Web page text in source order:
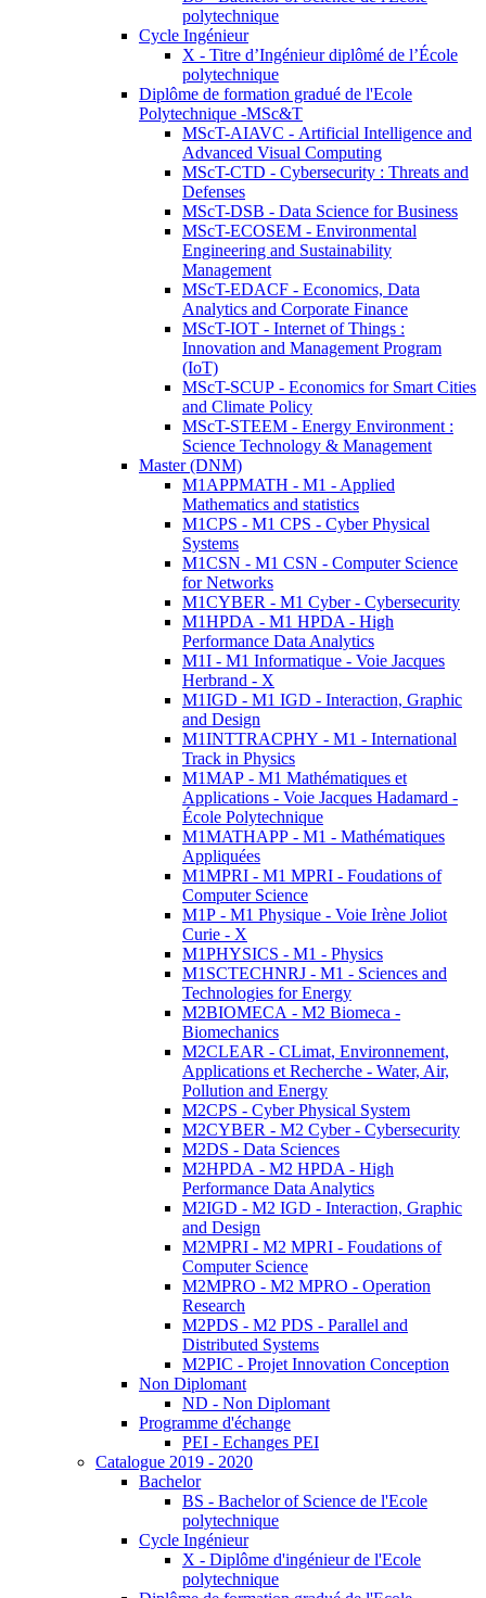
polytechnique
Cycle Ingénieur
X - Titre d’Ingénieur diplômé de l’École
polytechnique
Diplôme de formation gradué de l'Ecole
Polytechnique -MSc&T
MScT-AIAVC - Artificial Intelligence and
Advanced Visual Computing
MScT-CTD - Cybersecurity : Threats and
Defenses
MScT-DSB - Data Science for Business
MScT-ECOSEM - Environmental
Engineering and Sustainability
Management
MScT-EDACF - Economics, Data
Analytics and Corporate Finance
MScT-IOT - Internet of Things :
Innovation and Management Program
(IoT)
MScT-SCUP - Economics for Smart Cities
and Climate Policy
MScT-STEEM - Energy Environment :
Science Technology & Management
Master (DNM)
M1APPMATH - M1 - Applied
Mathematics and statistics
M1CPS - M1 CPS - Cyber Physical
Systems
M1CSN - M1 CSN - Computer Science
for Networks
M1CYBER - M1 Cyber - Cybersecurity
M1HPDA - M1 HPDA - High
Performance Data Analytics
M1I - M1 Informatique - Voie Jacques
Herbrand - X
M1IGD - M1 IGD - Interaction, Graphic
and Design
M1INTTRACPHY - M1 - International
Track in Physics
M1MAP - M1 Mathématiques et
Applications - Voie Jacques Hadamard -
École Polytechnique
M1MATHAPP - M1 - Mathématiques
Appliquées
M1MPRI - M1 MPRI - Foudations of
Computer Science
M1P - M1 Physique - Voie Irène Joliot
Curie - X
M1PHYSICS - M1 - Physics
M1SCTECHNRJ - M1 - Sciences and
Technologies for Energy
M2BIOMECA - M2 Biomeca -
Biomechanics
M2CLEAR - CLimat, Environnement,
Applications et Recherche - Water, Air,
Pollution and Energy
M2CPS - Cyber Physical System
M2CYBER - M2 Cyber - Cybersecurity
M2DS - Data Sciences
M2HPDA - M2 HPDA - High
Performance Data Analytics
M2IGD - M2 IGD - Interaction, Graphic
and Design
M2MPRI - M2 MPRI - Foudations of
Computer Science
M2MPRO - M2 MPRO - Operation
Research
M2PDS - M2 PDS - Parallel and
Distributed Systems
M2PIC - Projet Innovation Conception
Non Diplomant
ND - Non Diplomant
Programme d'échange
PEI - Echanges PEI
Catalogue 2019 - 2020
Bachelor
BS - Bachelor of Science de l'Ecole
polytechnique
Cycle Ingénieur
X - Diplôme d'ingénieur de l'Ecole
polytechnique